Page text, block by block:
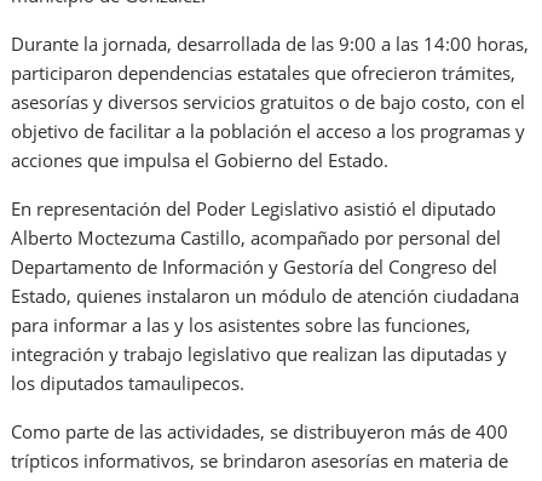
Durante la jornada, desarrollada de las 9:00 a las 14:00 horas,
participaron dependencias estatales que ofrecieron trámites,
asesorías y diversos servicios gratuitos o de bajo costo, con el
objetivo de facilitar a la población el acceso a los programas y
acciones que impulsa el Gobierno del Estado.
En representación del Poder Legislativo asistió el diputado
Alberto Moctezuma Castillo, acompañado por personal del
Departamento de Información y Gestoría del Congreso del
Estado, quienes instalaron un módulo de atención ciudadana
para informar a las y los asistentes sobre las funciones,
integración y trabajo legislativo que realizan las diputadas y
los diputados tamaulipecos.
Como parte de las actividades, se distribuyeron más de 400
trípticos informativos, se brindaron asesorías en materia de